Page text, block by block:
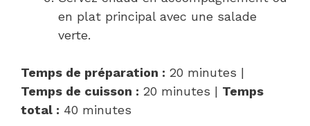
en plat principal avec une salade
verte.
Temps de préparation : 20 minutes |
Temps de cuisson : 20 minutes | Temps
total : 40 minutes